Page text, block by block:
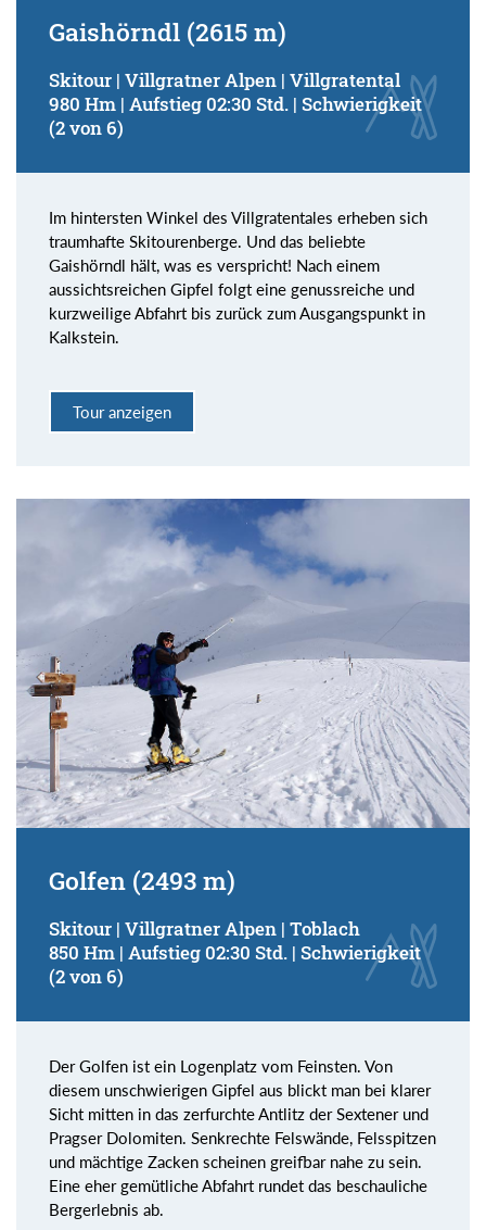
Gaishörndl (2615 m)
Skitour | Villgratner Alpen | Villgratental
980 Hm | Aufstieg 02:30 Std. | Schwierigkeit
(2 von 6)
Im hintersten Winkel des Villgratentales erheben sich
traumhafte Skitourenberge. Und das beliebte
Gaishörndl hält, was es verspricht! Nach einem
aussichtsreichen Gipfel folgt eine genussreiche und
kurzweilige Abfahrt bis zurück zum Ausgangspunkt in
Kalkstein.
Tour anzeigen
Golfen (2493 m)
Skitour | Villgratner Alpen | Toblach
850 Hm | Aufstieg 02:30 Std. | Schwierigkeit
(2 von 6)
Der Golfen ist ein Logenplatz vom Feinsten. Von
diesem unschwierigen Gipfel aus blickt man bei klarer
Sicht mitten in das zerfurchte Antlitz der Sextener und
Pragser Dolomiten. Senkrechte Felswände, Felsspitzen
und mächtige Zacken scheinen greifbar nahe zu sein.
Eine eher gemütliche Abfahrt rundet das beschauliche
Bergerlebnis ab.